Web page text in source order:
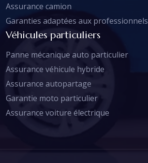
Assurance camion
Garanties adaptées aux professionnels
Véhicules particuliers
Panne mécanique auto particulier
Assurance véhicule hybride
Assurance autopartage
Garantie moto particulier
Assurance voiture électrique